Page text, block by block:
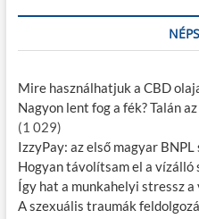
Mire használhatjuk a CBD
Nagyon lent fog a fék? Talán
(1 029)
IzzyPay: az első magyar
Hogyan távolítsam el a vízálló
Így hat a munkahelyi stressz
A szexuális traumák